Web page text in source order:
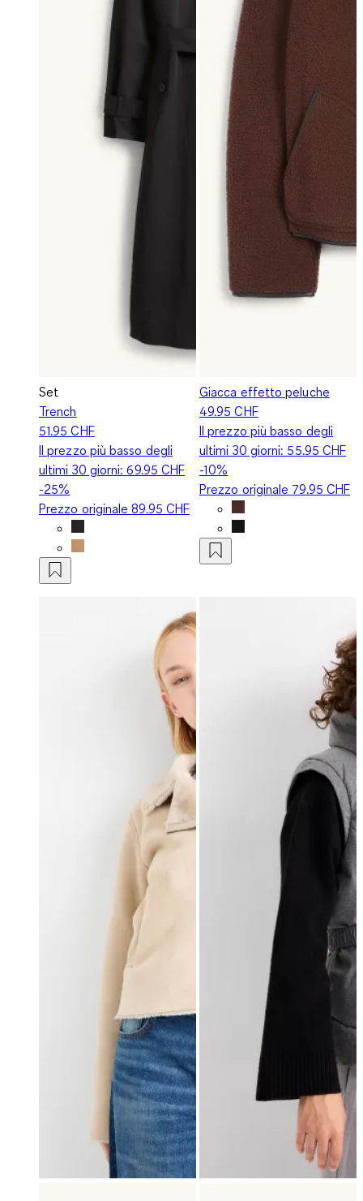
Set
Trench
51.95 CHF
Il prezzo più basso degli
ultimi 30 giorni:69.95 CHF
-25%
Prezzo originale89.95 CHF
Giacca effetto peluche
49.95 CHF
Il prezzo più basso degli
ultimi 30 giorni: 55.95 CHF
-10%
Prezzo originale 79.95 CHF